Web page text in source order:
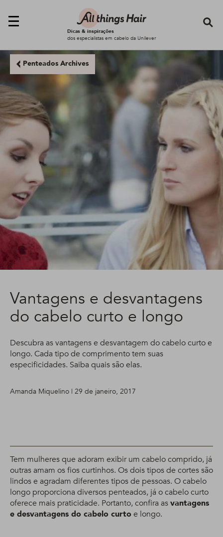
Dicas & inspirações
dos especialistas em cabelo da Unilever
Penteados Archives
Vantagens e desvantagens
do cabelo curto e longo
Descubra as vantagens e desvantagem do cabelo curto e
longo. Cada tipo de comprimento tem suas
especificidades. Saiba quais são elas.
Amanda Miquelino | 29 de janeiro, 2017
Tem mulheres que adoram exibir um cabelo comprido, já
outras amam os fios curtinhos. Os dois tipos de cortes são
lindos e agradam diferentes tipos de pessoas. O cabelo
longo proporciona diversos penteados, já o cabelo curto
oferece mais praticidade. Portanto, confira asvantagens
e desvantagens do cabelo curto e longo.